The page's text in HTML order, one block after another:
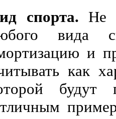
спорта. Не
вида
и
как
будут